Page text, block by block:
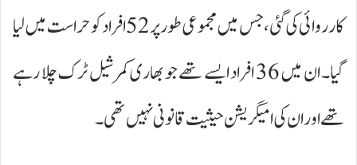
کارروائی کی گئی، جس میں مجموعی طور پر 52 افراد کو حراست میں لیا
گیا۔ ان میں 36 افراد ایسے تھے جو بھاری کمرشیل ٹرک چلا رہے
تھے اور ان کی امیگریشن حیثیت قانونی نہیں تھی۔